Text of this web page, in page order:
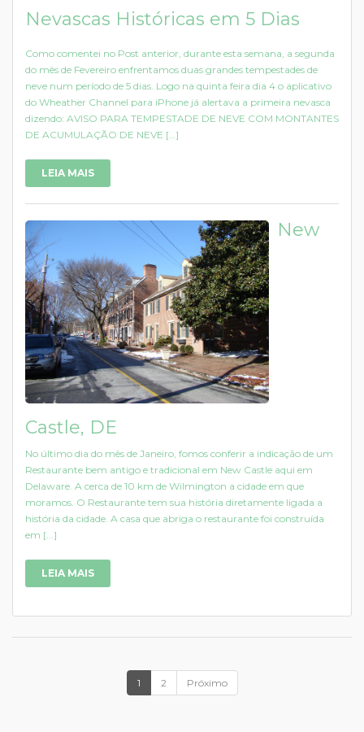
Nevascas Históricas em 5 Dias
Como comentei no Post anterior, durante esta semana, a segunda
do mês de Fevereiro enfrentamos duas grandes tempestades de
neve num período de 5 dias. Logo na quinta feira dia 4 o aplicativo
do Wheather Channel para iPhone já alertava a primeira nevasca
dizendo: AVISO PARA TEMPESTADE DE NEVE COM MONTANTES
DE ACUMULAÇÃO DE NEVE […]
LEIA MAIS
New
Castle, DE
No último dia do mês de Janeiro, fomos conferir a indicação de um
Restaurante bem antigo e tradicional em New Castle aqui em
Delaware. A cerca de 10 km de Wilmington a cidade em que
moramos. O Restaurante tem sua história diretamente ligada a
história da cidade. A casa que abriga o restaurante foi construída
em [...]
LEIA MAIS
1 2 Próximo